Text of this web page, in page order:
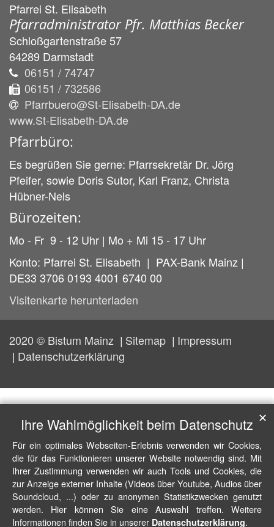
Pfarrei St. Elisabeth
Pfarradministrator Pfr. Matthias Becker
Schloßgartenstraße 57
64289 Darmstadt
06151 / 74747
06151 / 732586
Pfarrbuero@St-Elisabeth-DA.de
www.St-Elisabeth-DA.de
Pfarrbüro:
Es begrüßen Sie gerne: Pfarrsekretär Dr. Jörg
Pfeifer, sowie Doris Sutor, Karl Franz, Christa
Hübner-Nels
Bürozeiten:
Mo - Fr 9 - 12 Uhr | Mo + Mi 15 - 17 Uhr
Konto: Pfarrei St. Elisabeth | PAX-Bank Mainz |
DE33 3706 0193 4001 6740 00
Visitenkarte herunterladen
2020 © Bistum Mainz Sitemap
Impressum
Datenschutzerklärung
Ihre Wahlmöglichkeit beim Datenschutz
Für ein optimales Webseiten-Erlebnis verwenden wir Cookies,
die für das Funktionieren unserer Website notwendig sind. Mit
Ihrer Zustimmung verwenden wir auch Tools und Cookies, die
zur Anzeige externer Inhalte (Videos über Youtube, Audios über
Soundcloud, ...) oder zu anonymen Statistikzwecken genutzt
werden. Hier können Sie eine Auswahl treffen. Weitere
Informationen finden Sie in unserer Datenschutzerklärung.
✕